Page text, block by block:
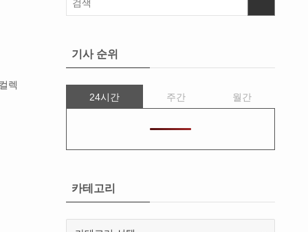
렉
기사 순위
24시간 주간 월간
카테고리